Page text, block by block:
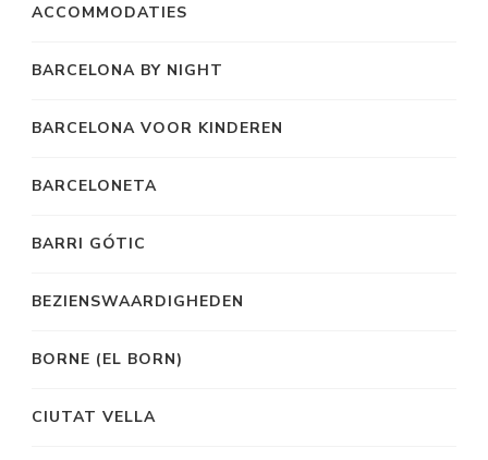
ACCOMMODATIES
BARCELONA BY NIGHT
BARCELONA VOOR KINDEREN
BARCELONETA
BARRI GÓTIC
BEZIENSWAARDIGHEDEN
BORNE (EL BORN)
CIUTAT VELLA